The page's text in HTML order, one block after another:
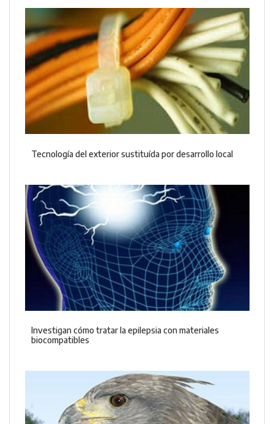
Tecnología del exterior sustituída por desarrollo local
Investigan cómo tratar la epilepsia con materiales
biocompatibles